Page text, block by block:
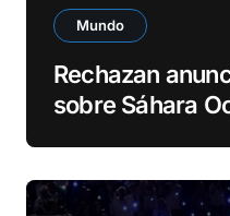
Mundo
Rechazan
sobre Sáhara